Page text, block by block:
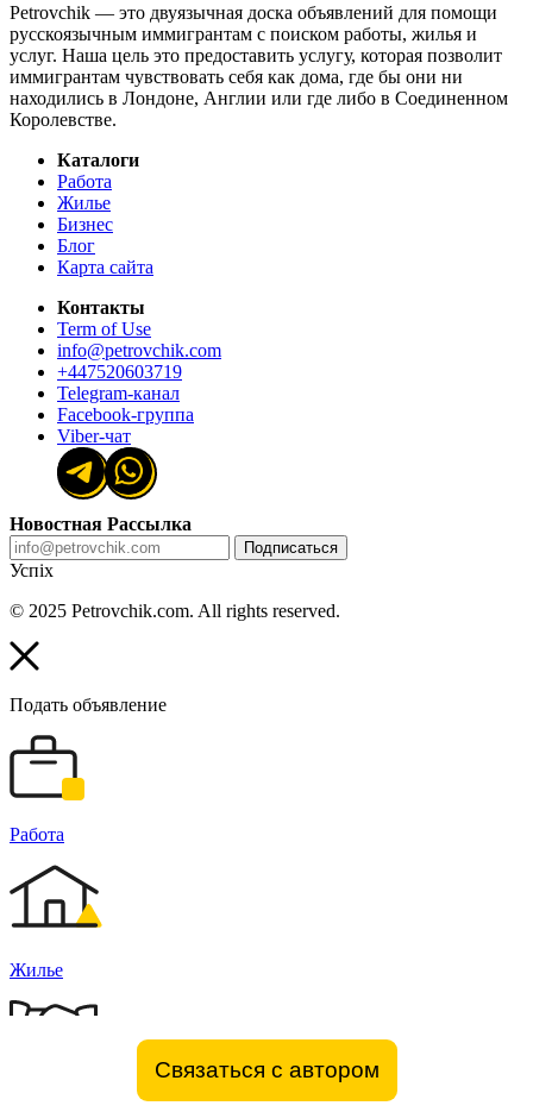
Связаться с автором
Petrovchik — это двуязычная доска объявлений для помощи
русскоязычным иммигрантам с поиском работы, жилья и
услуг. Наша цель это предоставить услугу, которая позволит
иммигрантам чувствовать себя как дома, где бы они ни
находились в Лондоне, Англии или где либо в Соединенном
Королевстве.
Каталоги
Работа
Жилье
Бизнес
Блог
Карта сайта
Контакты
Term of Use
info@petrovchik.com
+447520603719
Telegram-канал
Facebook-группа
Viber-чат
Новостная Рассылка
Подписаться
Успіх
© 2025 Petrovchik.com. All rights reserved.
Подать объявление
Работа
Жилье